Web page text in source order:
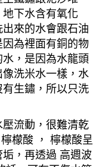
下水含有氧化
來的水會跟石油
為裡面有銅的物
，是因為水龍頭
洗米水一樣，水
生鏽，所以只洗
流動，很難清乾
檬酸 ， 檸檬酸呈
，再透過 高週波